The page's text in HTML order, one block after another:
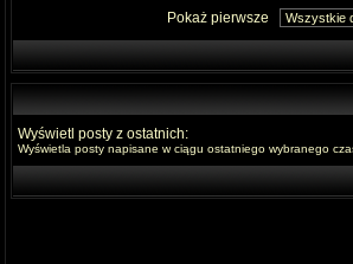
Pokaż pierwsze
Wyświetl posty z ostatnich:
Wyświetla posty napisane w ciągu ostatniego wybranego